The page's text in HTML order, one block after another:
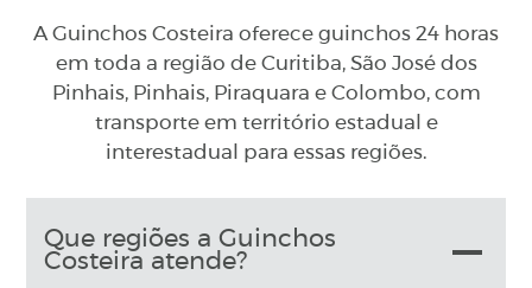
A Guinchos Costeira oferece guinchos 24 horas
em toda a região de Curitiba, São José dos
Pinhais, Pinhais, Piraquara e Colombo, com
transporte em território estadual e
interestadual para essas regiões.
Que regiões a Guinchos
Costeira atende?